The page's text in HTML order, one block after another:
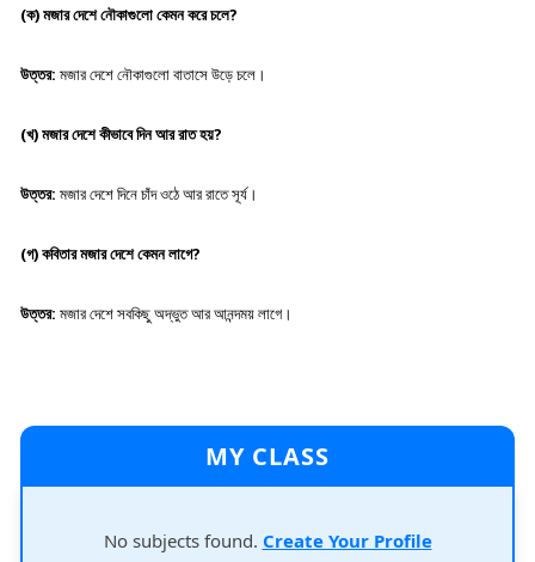
(ক) মজার দেশে নৌকাগুলো কেমন করে চলে?
উত্তর: মজার দেশে নৌকাগুলো বাতাসে উড়ে চলে।
(খ) মজার দেশে কীভাবে দিন আর রাত হয়?
উত্তর: মজার দেশে দিনে চাঁদ ওঠে আর রাতে সূর্য।
(গ) কবিতার মজার দেশে কেমন লাগে?
উত্তর: মজার দেশে সবকিছু অদ্ভুত আর আনন্দময় লাগে।
MY CLASS
No subjects found. Create Your Profile